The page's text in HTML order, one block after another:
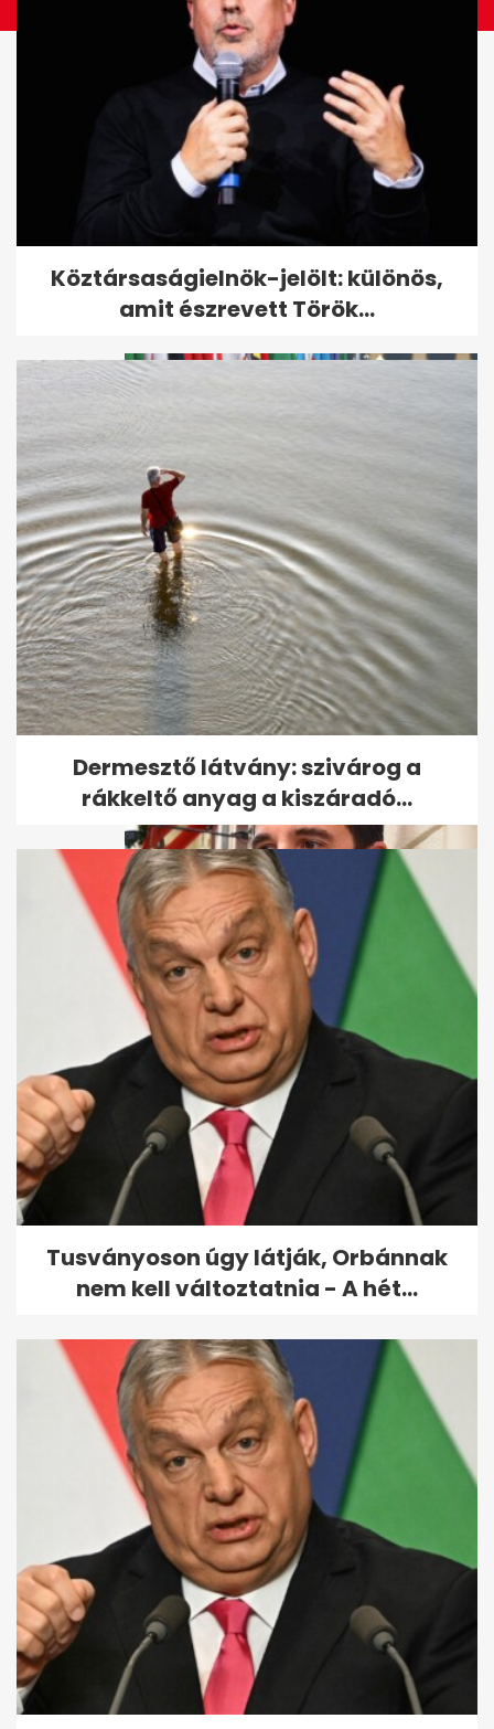
Sorra zárnak be Schobert
Norbi boltjai
Felismered az országok
zászlóit? Kvíz
40 kilót fogyott a Família Kft.
sztárja
Köztársaságielnök-jelölt: különös,
amit észrevett Török...
Dermesztő látvány: szivárog a
rákkeltő anyag a kiszáradó...
Tusványoson úgy látják, Orbánnak
nem kell változtatnia - A hét...